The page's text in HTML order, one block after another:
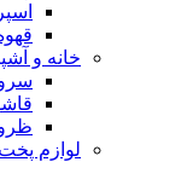
خانه و
لوازم